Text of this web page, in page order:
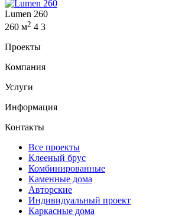
Lumen 260
260 м2 4 3
Проекты
Компания
Услуги
Информация
Контакты
Все проекты
Клееный брус
Комбинированные
Каменные дома
Авторские
Индивидуальный проект
Каркасные дома